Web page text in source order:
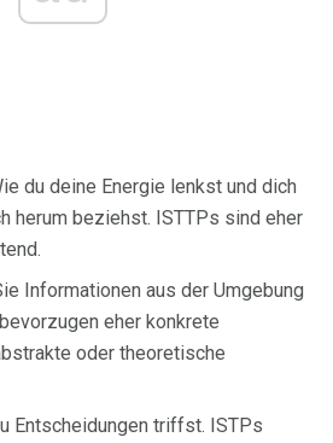
du deine Energie lenkst und dich
herum beziehst. ISTTPs sind eher
Informationen aus der Umgebung
eher konkrete
oder theoretische
Entscheidungen triffst. ISTPs